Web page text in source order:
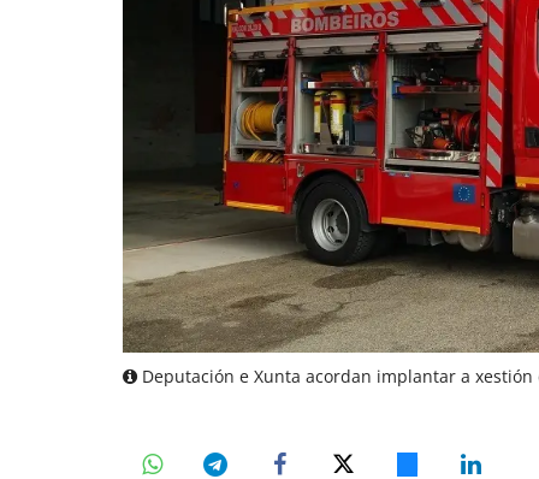
Deputación e Xunta acordan implantar a